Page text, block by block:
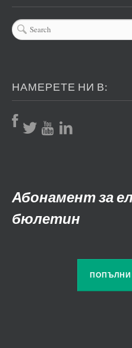
НАМЕРЕТЕ НИ В:
Абонамент за
бюлетин
ПОПЪЛНИ